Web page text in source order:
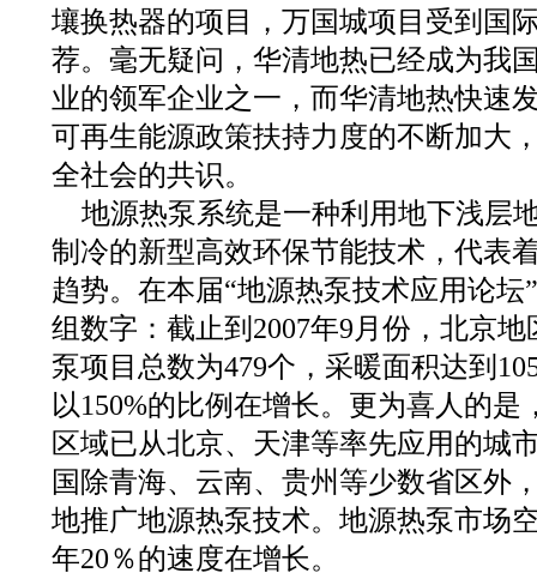
壤换热器的项目，万国城项目受到国
荐。毫无疑问，华清地热已经成为我
业的领军企业之一，而华清地热快速
可再生能源政策扶持力度的不断加大
全社会的共识。
地源热泵系统是一种利用地下浅层
制冷的新型高效环保节能技术，代表
趋势。在本届“地源热泵技术应用论
组数字：截止到2007年9月份，北京
泵项目总数为479个，采暖面积达到
以150%的比例在增长。更为喜人的
区域已从北京、天津等率先应用的城
国除青海、云南、贵州等少数省区外
地推广地源热泵技术。地源热泵市场
年20％的速度在增长。